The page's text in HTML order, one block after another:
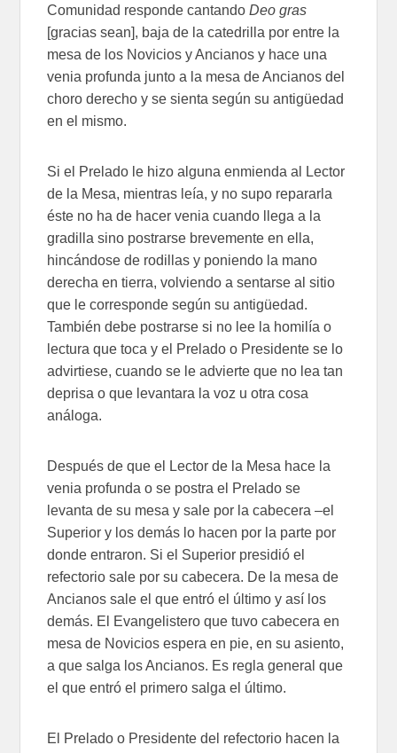
Comunidad responde cantandoDeo gras
[gracias sean], baja de la catedrilla por entre la
mesa de los Novicios y Ancianos y hace una
venia profunda junto a la mesa de Ancianos del
choro derecho y se sienta según su antigüedad
en el mismo.
Si el Prelado le hizo alguna enmienda al Lector
de la Mesa, mientras leía, y no supo repararla
éste no ha de hacer venia cuando llega a la
gradilla sino postrarse brevemente en ella,
hincándose de rodillas y poniendo la mano
derecha en tierra, volviendo a sentarse al sitio
que le corresponde según su antigüedad.
También debe postrarse si no lee la homilía o
lectura que toca y el Prelado o Presidente se lo
advirtiese, cuando se le advierte que no lea tan
deprisa o que levantara la voz u otra cosa
análoga.
Después de que el Lector de la Mesa hace la
venia profunda o se postra el Prelado se
levanta de su mesa y sale por la cabecera –el
Superior y los demás lo hacen por la parte por
donde entraron. Si el Superior presidió el
refectorio sale por su cabecera. De la mesa de
Ancianos sale el que entró el último y así los
demás. El Evangelistero que tuvo cabecera en
mesa de Novicios espera en pie, en su asiento,
a que salga los Ancianos. Es regla general que
el que entró el primero salga el último.
El Prelado o Presidente del refectorio hacen la